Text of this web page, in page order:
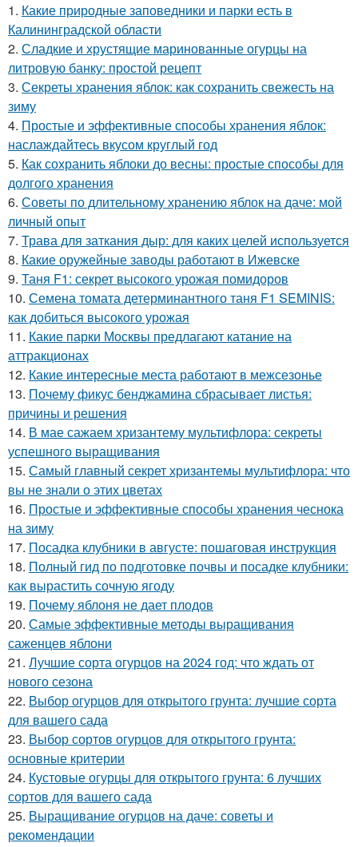
1. Какие природные заповедники и парки есть в
Калининградской области
2. Сладкие и хрустящие маринованные огурцы на
литровую банку: простой рецепт
3. Секреты хранения яблок: как сохранить свежесть на
зиму
4. Простые и эффективные способы хранения яблок:
наслаждайтесь вкусом круглый год
5. Как сохранить яблоки до весны: простые способы для
долгого хранения
6. Советы по длительному хранению яблок на даче: мой
личный опыт
7. Трава для заткания дыр: для каких целей используется
8. Какие оружейные заводы работают в Ижевске
9. Таня F1: секрет высокого урожая помидоров
10. Семена томата детерминантного таня F1 SEMINIS:
как добиться высокого урожая
11. Какие парки Москвы предлагают катание на
аттракционах
12. Какие интересные места работают в межсезонье
13. Почему фикус бенджамина сбрасывает листья:
причины и решения
14. В мае сажаем хризантему мультифлора: секреты
успешного выращивания
15. Самый главный секрет хризантемы мультифлора: что
вы не знали о этих цветах
16. Простые и эффективные способы хранения чеснока
на зиму
17. Посадка клубники в августе: пошаговая инструкция
18. Полный гид по подготовке почвы и посадке клубники:
как вырастить сочную ягоду
19. Почему яблоня не дает плодов
20. Самые эффективные методы выращивания
саженцев яблони
21. Лучшие сорта огурцов на 2024 год: что ждать от
нового сезона
22. Выбор огурцов для открытого грунта: лучшие сорта
для вашего сада
23. Выбор сортов огурцов для открытого грунта:
основные критерии
24. Кустовые огурцы для открытого грунта: 6 лучших
сортов для вашего сада
25. Выращивание огурцов на даче: советы и
рекомендации